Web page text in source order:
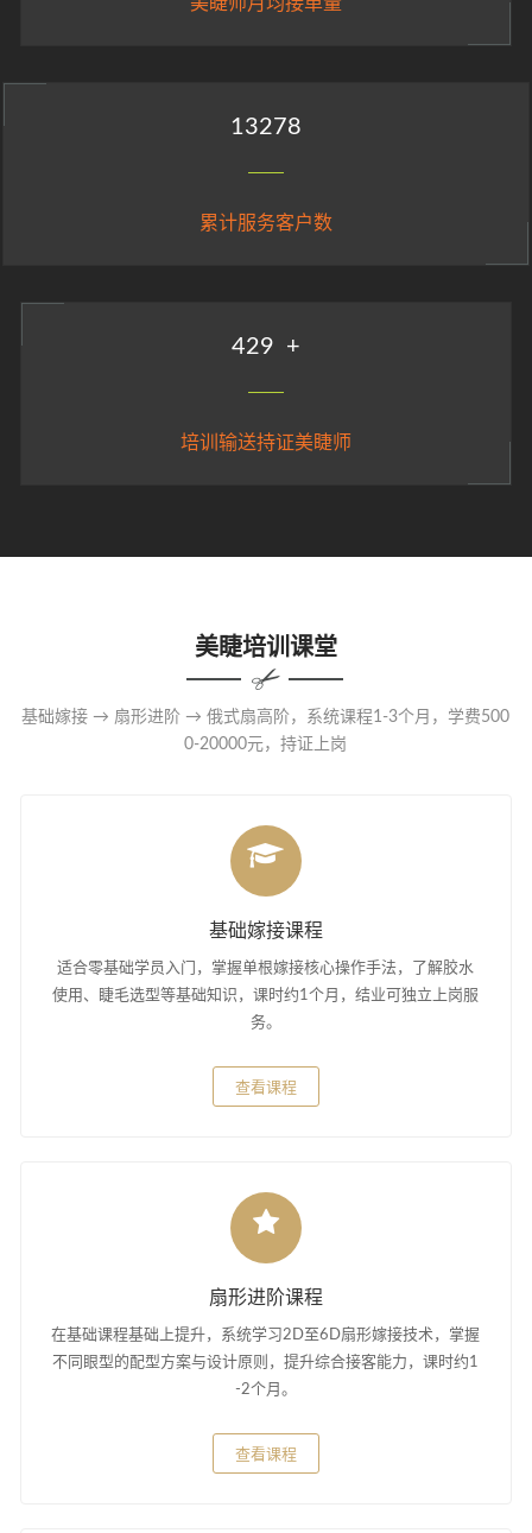
14859
累计服务客户数
480 +
培训输送持证美睫师
美睫培训课堂
基础嫁接 → 扇形进阶 → 俄式扇高阶，系统课程1-3个月，学费500
0-20000元，持证上岗
基础嫁接课程
适合零基础学员入门，掌握单根嫁接核心操作手法，了解胶水
使用、睫毛选型等基础知识，课时约1个月，结业可独立上岗服
务。
查看课程
扇形进阶课程
在基础课程基础上提升，系统学习2D至6D扇形嫁接技术，掌握
不同眼型的配型方案与设计原则，提升综合接客能力，课时约1
-2个月。
查看课程